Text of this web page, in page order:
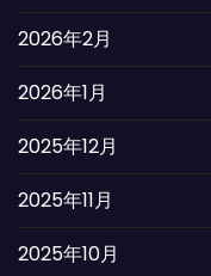
2026年2月
2026年1月
2025年12月
2025年11月
2025年10月